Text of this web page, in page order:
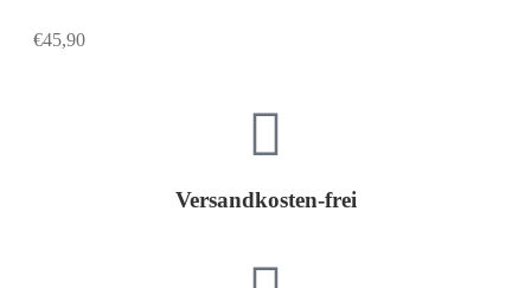
€45,90
Versandkosten-frei